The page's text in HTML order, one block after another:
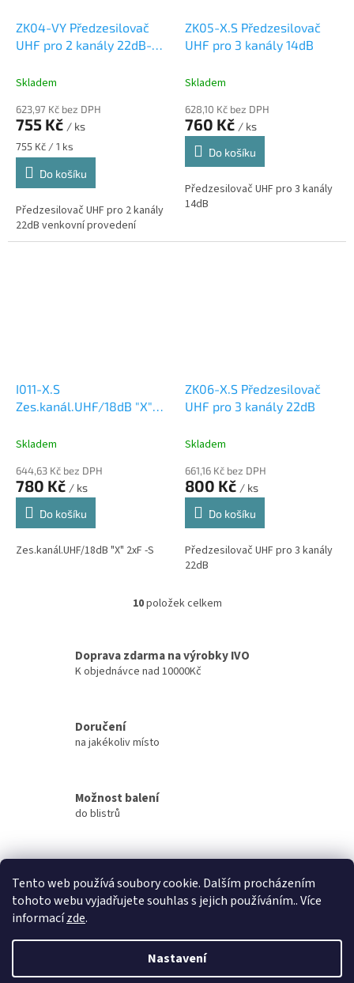
Tento web používá soubory cookie. Dalším procházením
tohoto webu vyjadřujete souhlas s jejich používáním.. Více
informacízde.
Nastavení
ZK04-VY Předzesilovač
UHF pro 2 kanály 22dB-
Skladem
623,97 Kč bez DPH
755 Kč / ks
Měrná
cena:
755 Kč / 1 ks
Do košíku
Předzesilovač UHF pro 2 kanály
22dB venkovní provedení
ZK05-X.S Předzesilovač
UHF pro 3 kanály 14dB
Skladem
628,10 Kč bez DPH
760 Kč / ks
Do košíku
Předzesilovač UHF pro 3 kanály
14dB
I011-X.S
Zes.kanál.UHF/18dB "X"
Skladem
644,63 Kč bez DPH
780 Kč / ks
Do košíku
Zes.kanál.UHF/18dB "X" 2xF -S
ZK06-X.S Předzesilovač
UHF pro 3 kanály 22dB
Skladem
661,16 Kč bez DPH
800 Kč / ks
Do košíku
Předzesilovač UHF pro 3 kanály
22dB
O
á
d
i
s
u
10položek celkem
Doprava zdarma na výrobky IVO
K objednávce nad 10000Kč
Doručení
na jakékoliv místo
Možnost balení
do blistrů
po celé ČR
Vytvořil Shoptet